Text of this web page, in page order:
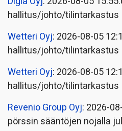
hallitus/johto/tilintarkastus
Wetteri Oyj: 2026-08-05
hallitus/johto/tilintarkastus
Wetteri Oyj: 2026-08-05
hallitus/johto/tilintarkastus
Revenio Group Oyj: 2026-
pörssin sääntöjen nojalla